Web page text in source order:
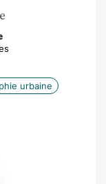
urbaine